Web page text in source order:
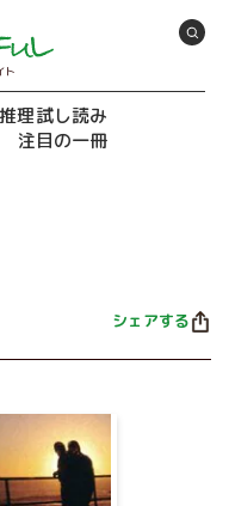
ト
理試し読み
注目の一冊
シェアする